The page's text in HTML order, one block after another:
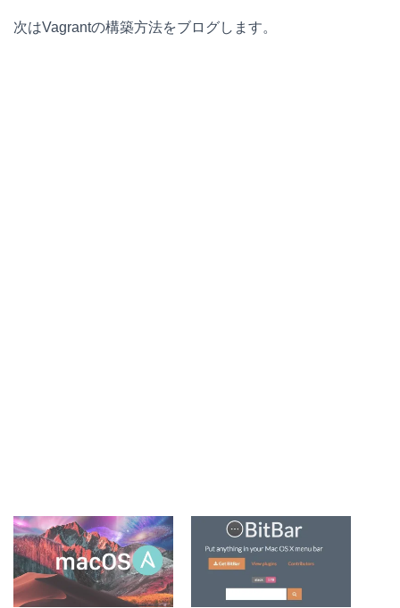
次はVagrantの構築方法をブログします。